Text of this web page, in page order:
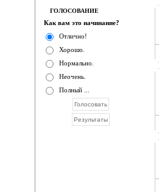
ГОЛОСОВАНИЕ
Как вам это начинание?
Отлично!
Хорошо.
Нормально.
Неочень.
Полный ...